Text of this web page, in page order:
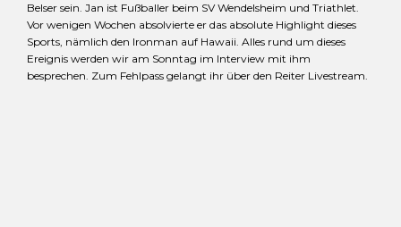
Belser sein. Jan ist Fußballer beim SV Wendelsheim und Triathlet.
Vor wenigen Wochen absolvierte er das absolute Highlight dieses
Sports, nämlich den Ironman auf Hawaii. Alles rund um dieses
Ereignis werden wir am Sonntag im Interview mit ihm
besprechen. Zum Fehlpass gelangt ihr über den Reiter Livestream.